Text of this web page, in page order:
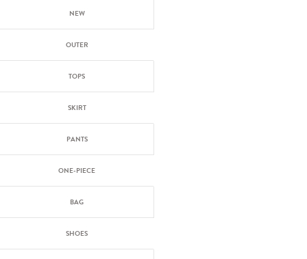
NEW
OUTER
TOPS
SKIRT
PANTS
ONE-PIECE
BAG
SHOES